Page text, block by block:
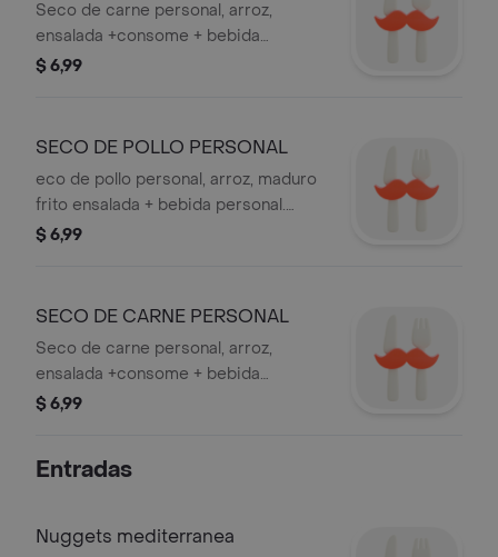
Seco de carne personal, arroz,
ensalada +consome + bebida
personal. lonchera
$ 6,99
SECO DE POLLO PERSONAL
eco de pollo personal, arroz, maduro
frito ensalada + bebida personal.
lonchera
$ 6,99
SECO DE CARNE PERSONAL
Seco de carne personal, arroz,
ensalada +consome + bebida
personal. lonchera
$ 6,99
Entradas
Nuggets mediterranea